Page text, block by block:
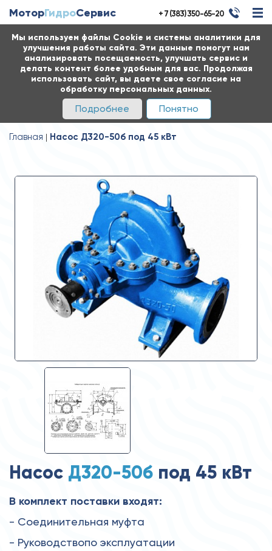
Мы используем файлы Cookie и системы аналитики для
улучшения работы сайта. Эти данные помогут нам
анализировать посещаемость, улучшать сервис и
делать контент более удобным для вас. Продолжая
использовать сайт, вы даете свое согласие на
обработку персональных данных.
Подробнее Понятно
МоторГидроСервис + 7 (383) 350-65-20
Главная Насос Д320-50б под 45 кВт
Насос Д320-50б под 45 кВт
В комплект поставки входят:
- Соединительная муфта
- Руководствопо эксплуатации